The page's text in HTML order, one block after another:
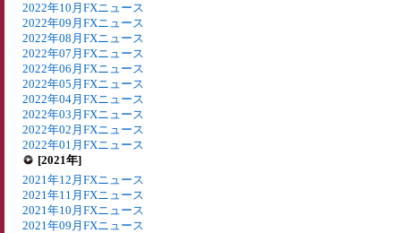
2022年10月FXニュース
2022年09月FXニュース
2022年08月FXニュース
2022年07月FXニュース
2022年06月FXニュース
2022年05月FXニュース
2022年04月FXニュース
2022年03月FXニュース
2022年02月FXニュース
2022年01月FXニュース
[2021年]
2021年12月FXニュース
2021年11月FXニュース
2021年10月FXニュース
2021年09月FXニュース